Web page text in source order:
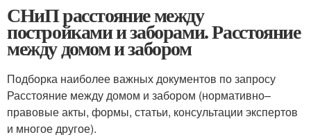
СНиП расстояние между
постройками и заборами. Расстояние
между домом и забором
Подборка наиболее важных документов по запросу
Расстояние между домом и забором (нормативно–
правовые акты, формы, статьи, консультации экспертов
и многое другое).